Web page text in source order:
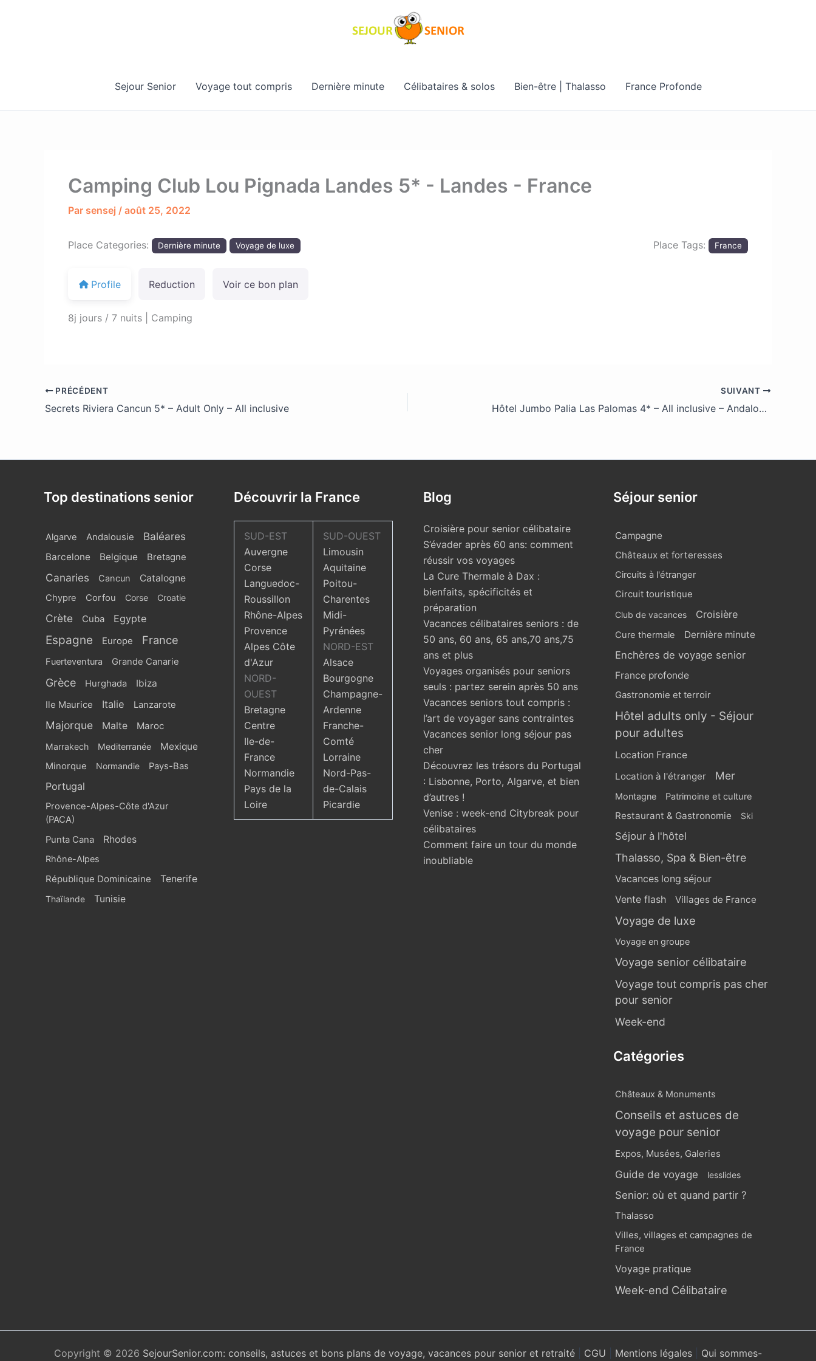
Sejour Senior Voyage tout compris Dernière minute Célibataires & solos Bien-être | Thalasso France Profonde
Camping Club Lou Pignada Landes 5* - Landes - France
Par sensej / août 25, 2022
Place Categories: Dernière minute Voyage de luxe Place Tags: France
Profile Reduction Voir ce bon plan
8j jours / 7 nuits | Camping
PRÉCÉDENT
Secrets Riviera Cancun 5* – Adult Only – All inclusive
SUIVANT
Hôtel Jumbo Palia Las Palomas 4* – All inclusive – Andalousie
Top destinations senior
Algarve Andalousie Baléares
Barcelone Belgique Bretagne
Canaries Cancun Catalogne
Chypre Corfou Corse Croatie
Crète Cuba Egypte
Espagne Europe France
Fuerteventura Grande Canarie
Grèce Hurghada Ibiza
Ile Maurice Italie Lanzarote
Majorque Malte Maroc
Marrakech Mediterranée Mexique
Minorque Normandie Pays-Bas
Portugal
Provence-Alpes-Côte d'Azur
(PACA)
Punta Cana
Rhodes
Rhône-Alpes
République Dominicaine Tenerife
Thaïlande Tunisie
Découvrir la France
SUD-EST
Auvergne
Corse
Languedoc-
Roussillon
Rhône-Alpes
Provence
Alpes Côte
d'Azur
NORD-
OUEST
Bretagne
Centre
Ile-de-
France
Normandie
Pays de la
Loire
SUD-OUEST
Limousin
Aquitaine
Poitou-
Charentes
Midi-
Pyrénées
NORD-EST
Alsace
Bourgogne
Champagne-
Ardenne
Franche-
Comté
Lorraine
Nord-Pas-
de-Calais
Picardie
Blog
Croisière pour senior célibataire
S’évader après 60 ans: comment
réussir vos voyages
La Cure Thermale à Dax :
bienfaits, spécificités et
préparation
Vacances célibataires seniors : de
50 ans, 60 ans, 65 ans,70 ans,75
ans et plus
Voyages organisés pour seniors
seuls : partez serein après 50 ans
Vacances seniors tout compris :
l’art de voyager sans contraintes
Vacances senior long séjour pas
cher
Découvrez les trésors du Portugal
: Lisbonne, Porto, Algarve, et bien
d’autres !
Venise : week-end Citybreak pour
célibataires
Comment faire un tour du monde
inoubliable
Séjour senior
Campagne
Châteaux et forteresses
Circuits à l'étranger
Circuit touristique
Club de vacances Croisière
Cure thermale Dernière minute
Enchères de voyage senior
France profonde
Gastronomie et terroir
Hôtel adults only - Séjour
pour adultes
Location France
Location à l'étranger
Mer
Montagne Patrimoine et culture
Restaurant & Gastronomie Ski
Séjour à l'hôtel
Thalasso, Spa & Bien-être
Vacances long séjour
Vente flash Villages de France
Voyage de luxe
Voyage en groupe
Voyage senior célibataire
Voyage tout compris pas cher
pour senior
Week-end
Catégories
Châteaux & Monuments
Conseils et astuces de
voyage pour senior
Expos, Musées, Galeries
Guide de voyage lesslides
Senior: où et quand partir ?
Thalasso
Villes, villages et campagnes de
France
Voyage pratique
Week-end Célibataire
Copyright © 2026 SejourSenior.com: conseils, astuces et bons plans de voyage, vacances pour senior et retraité CGU Mentions légales Qui sommes-